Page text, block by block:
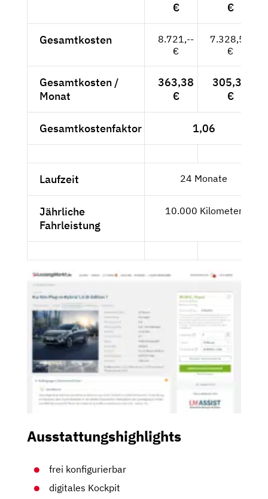
€
€
Gesamtkosten
8.721,--
€
7.328,57
€
Gesamtkosten /
Monat
363,38
€
305,36
€
Gesamtkostenfaktor 1,06
Laufzeit 24 Monate
Jährliche
Fahrleistung
10.000 Kilometer
Ausstattungshighlights
frei konfigurierbar
digitales Kockpit